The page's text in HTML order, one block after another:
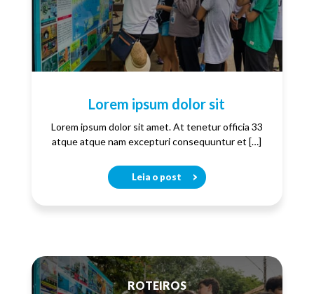
Lorem ipsum dolor sit
Lorem ipsum dolor sit amet. At tenetur officia 33
atque atque nam excepturi consequuntur et […]
Leia o post
ROTEIROS